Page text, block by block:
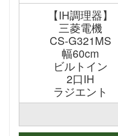
【IH調理器】
三菱電機
CS-G321MS
幅60cm
ビルトイン
2口IH
ラジエント